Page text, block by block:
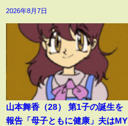
2026年8月7日
山本舞香（28） 第1子の誕生を
報告「母子ともに健康」夫はMY